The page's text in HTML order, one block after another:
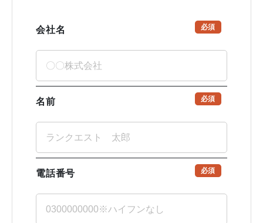
会社名 必須
名前 必須
電話番号 必須